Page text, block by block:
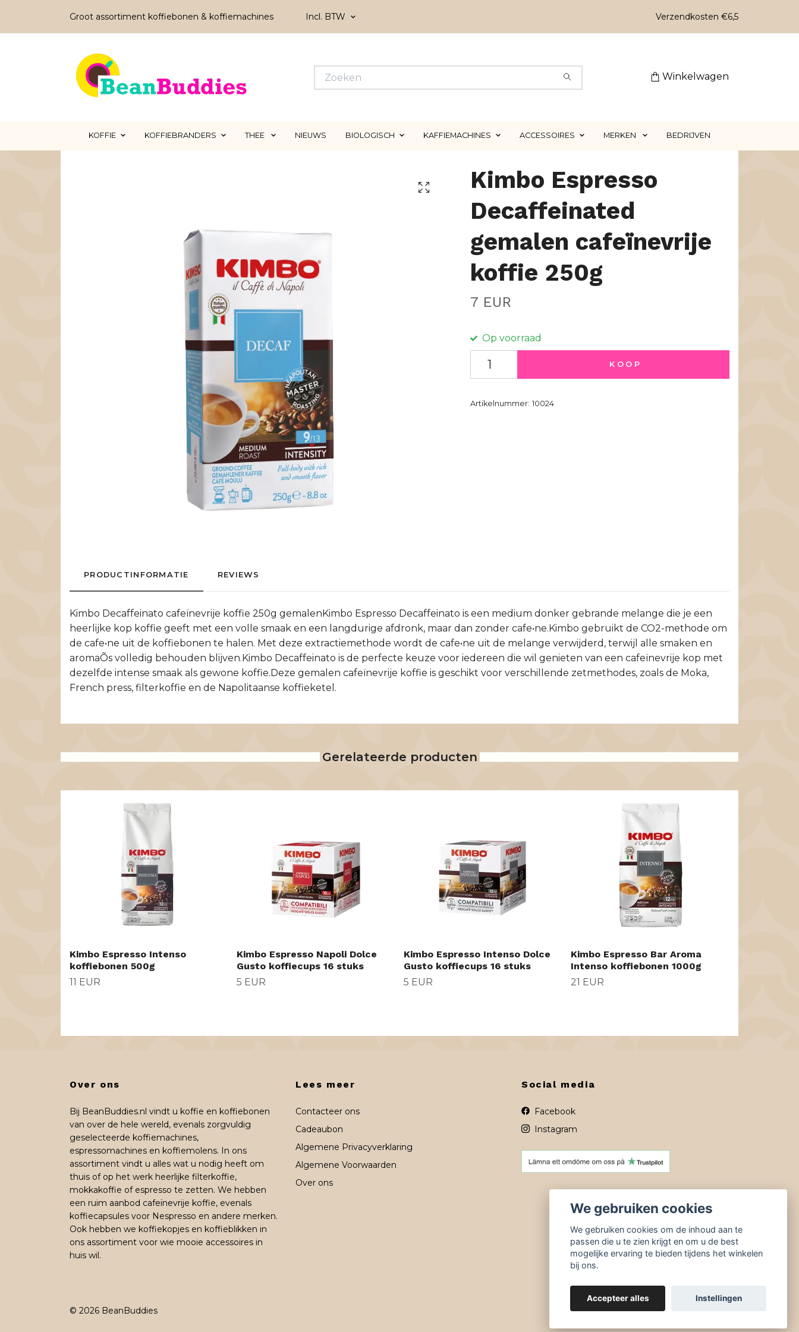
Groot assortiment koffiebonen & koffiemachines Incl. BTW Verzendkosten €6,5
Winkelwagen
KOFFIE KOFFIEBRANDERS THEE NIEUWS BIOLOGISCH KAFFIEMACHINES ACCESSOIRES MERKEN BEDRIJVEN
Kimbo Espresso
Decaffeinated
gemalen cafeïnevrije
koffie 250g
7 EUR
Op voorraad
KOOP
Artikelnummer: 10024
PRODUCTINFORMATIE REVIEWS
Kimbo Decaffeinato cafeïnevrije koffie 250g gemalenKimbo Espresso Decaffeinato is een medium donker gebrande melange die je een
heerlijke kop koffie geeft met een volle smaak en een langdurige afdronk, maar dan zonder cafe•ne.Kimbo gebruikt de CO2-methode om
de cafe•ne uit de koffiebonen te halen. Met deze extractiemethode wordt de cafe•ne uit de melange verwijderd, terwijl alle smaken en
aromaÕs volledig behouden blijven.Kimbo Decaffeinato is de perfecte keuze voor iedereen die wil genieten van een cafeïnevrije kop met
dezelfde intense smaak als gewone koffie.Deze gemalen cafeïnevrije koffie is geschikt voor verschillende zetmethodes, zoals de Moka,
French press, filterkoffie en de Napolitaanse koffieketel.
Gerelateerde producten
Kimbo Espresso Intenso
koffiebonen 500g
11 EUR
Kimbo Espresso Napoli Dolce
Gusto koffiecups 16 stuks
5 EUR
Kimbo Espresso Intenso Dolce
Gusto koffiecups 16 stuks
5 EUR
Kimbo Espresso Bar Aroma
Intenso koffiebonen 1000g
21 EUR
Over ons
Bij BeanBuddies.nl vindt u koffie en koffiebonen
van over de hele wereld, evenals zorgvuldig
geselecteerde koffiemachines,
espressomachines en koffiemolens. In ons
assortiment vindt u alles wat u nodig heeft om
thuis of op het werk heerlijke filterkoffie,
mokkakoffie of espresso te zetten. We hebben
een ruim aanbod cafeïnevrije koffie, evenals
koffiecapsules voor Nespresso en andere merken.
Ook hebben we koffiekopjes en koffieblikken in
ons assortiment voor wie mooie accessoires in
huis wil.
Lees meer
Contacteer ons
Cadeaubon
Algemene Privacyverklaring
Algemene Voorwaarden
Over ons
Social media
Facebook
Instagram
© 2026 BeanBuddies
We gebruiken cookies
We gebruiken cookies om de inhoud aan te
passen die u te zien krijgt en om u de best
mogelijke ervaring te bieden tijdens het winkelen
bij ons.
Accepteer alles Instellingen